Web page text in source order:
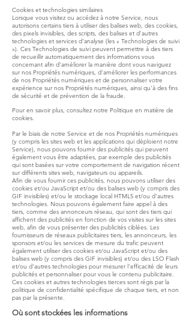
Cookies et technologies similaires
Lorsque vous visitez ou accédez à notre Service, nous
autorisons certains tiers à utiliser des balises web, des cookies,
des pixels invisibles, des scripts, des balises et d'autres
technologies et services d'analyse (les « Technologies de suivi
»). Ces Technologies de suivi peuvent permettre à des tiers
de recueillir automatiquement des informations vous
concernant afin d'améliorer la manière dont vous naviguez
sur nos Propriétés numériques, d'améliorer les performances
de nos Propriétés numériques et de personnaliser votre
expérience sur nos Propriétés numériques, ainsi qu'à des fins
de sécurité et de prévention de la fraude.
Pour en savoir plus, consultez notre Politique en matière de
cookies.
Par le biais de notre Service et de nos Propriétés numériques
(y compris les sites web et les applications qui déploient notre
Service), nous pouvons fournir des publicités qui peuvent
également vous être adaptées, par exemple des publicités
qui sont basées sur votre comportement de navigation récent
sur différents sites web, navigateurs ou appareils.
Afin de vous fournir ces publicités, nous pouvons utiliser des
cookies et/ou JavaScript et/ou des balises web (y compris des
GIF invisibles) et/ou le stockage local HTML5 et/ou d'autres
technologies. Nous pouvons également faire appel à des
tiers, comme des annonceurs réseau, qui sont des tiers qui
affichent des publicités en fonction de vos visites sur les sites
web, afin de vous présenter des publicités ciblées. Les
fournisseurs de réseaux publicitaires tiers, les annonceurs, les
sponsors et/ou les services de mesure du trafic peuvent
également utiliser des cookies et/ou JavaScript et/ou des
balises web (y compris des GIF invisibles) et/ou des LSO Flash
et/ou d'autres technologies pour mesurer l'efficacité de leurs
publicités et personnaliser pour vous le contenu publicitaire.
Ces cookies et autres technologies tierces sont régis par la
politique de confidentialité spécifique de chaque tiers, et non
pas par la présente.
Où sont stockées les informations